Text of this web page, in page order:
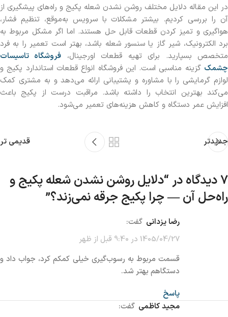
در این مقاله دلایل مختلف روشن نشدن شعله پکیج و راه‌های پیشگیری از
آن را بررسی کردیم. بیشتر مشکلات با سرویس به‌موقع، تنظیم فشار،
هواگیری و تمیز کردن قطعات قابل حل هستند. اما اگر مشکل مربوط به
برد الکترونیک، شیر گاز یا سنسور شعله باشد، بهتر است تعمیر را به فرد
متخصص بسپارید. برای تهیه قطعات اورجینال، فروشگاه تاسیسات
چشمک گزینه مناسبی است. این فروشگاه انواع قطعات استاندارد پکیج و
لوازم گرمایشی را با مشاوره و پشتیبانی ارائه می‌دهد و به مشتری کمک
می‌کند بهترین انتخاب را داشته باشد. مراقبت درست از پکیج باعث
افزایش عمر دستگاه و کاهش هزینه‌های تعمیر می‌شود.
جدیدتر قدیمی تر
7 دیدگاه در “
دلایل روشن نشدن شعله پکیج و
راه‌حل آن — چرا پکیج جرقه نمی‌زند؟”
رضا یزدانی گفت:
1405/04/27 در 9:40 قبل از ظهر
قسمت مربوط به رسوب‌گیری خیلی کمکم کرد، جواب داد و
دستگاهم بهتر شد.
پاسخ
مجید کاظمی گفت: